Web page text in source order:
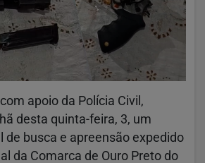
apoio da Polícia Civil,
desta quinta-feira, 3, um
de busca e apreensão expedido
da Comarca de Ouro Preto do